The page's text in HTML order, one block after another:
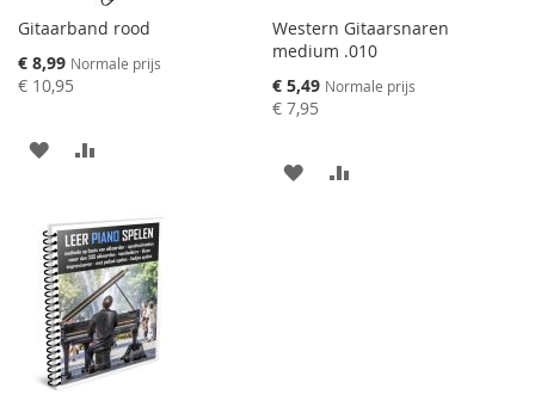
Gitaarband rood
Speciale
prijs
€ 8,99 Normale prijs
€ 10,95
AAN
TOEVOEGEN
OM
TE
VERGELIJKEN
Western Gitaarsnaren
medium .010
Speciale
prijs
€ 5,49 Normale prijs
€ 7,95
AAN